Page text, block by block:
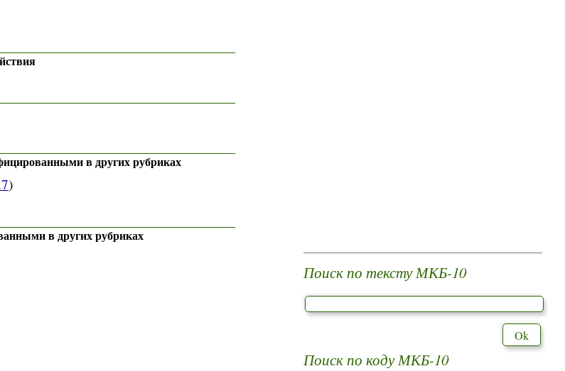
в других рубриках
)
в других рубриках
Поиск по тексту МКБ-10
Поиск по коду МКБ-10